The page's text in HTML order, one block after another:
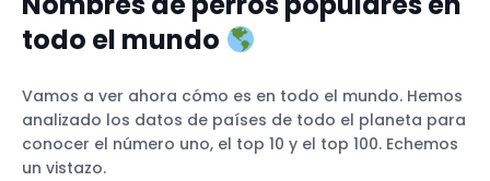
todo el mundo
Vamos a ver ahora cómo es en todo el mundo. Hemos
analizado los datos de países de todo el planeta para
conocer el número uno, el top 10 y el top 100. Echemos
un vistazo.